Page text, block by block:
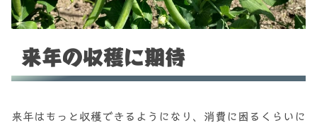
来年の収穫に期待
来年はもっと収穫できるようになり、消費に困るくらいに